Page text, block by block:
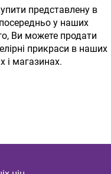
представлену в
у наших
Ви можете продати
прикраси в наших
і магазинах.